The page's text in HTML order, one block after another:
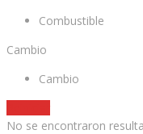
Combustible
Cambio
Cambio
No se encontraron